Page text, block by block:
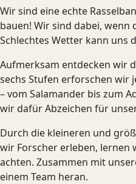
Wir sind eine echte
bauen! Wir sind dabei, wenn
Schlechtes Wetter kann uns
Aufmerksam entdecken wir
sechs Stufen erforschen wir
– vom Salamander bis zum
wir dafür Abzeichen für
Durch die kleineren und
wir Forscher erleben, lernen
achten. Zusammen mit
einem Team heran.